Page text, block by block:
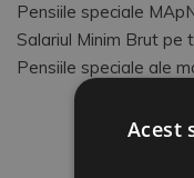
Pensiile speciale
Salariul Minim Brut pe
Pensiile speciale ale
Acest